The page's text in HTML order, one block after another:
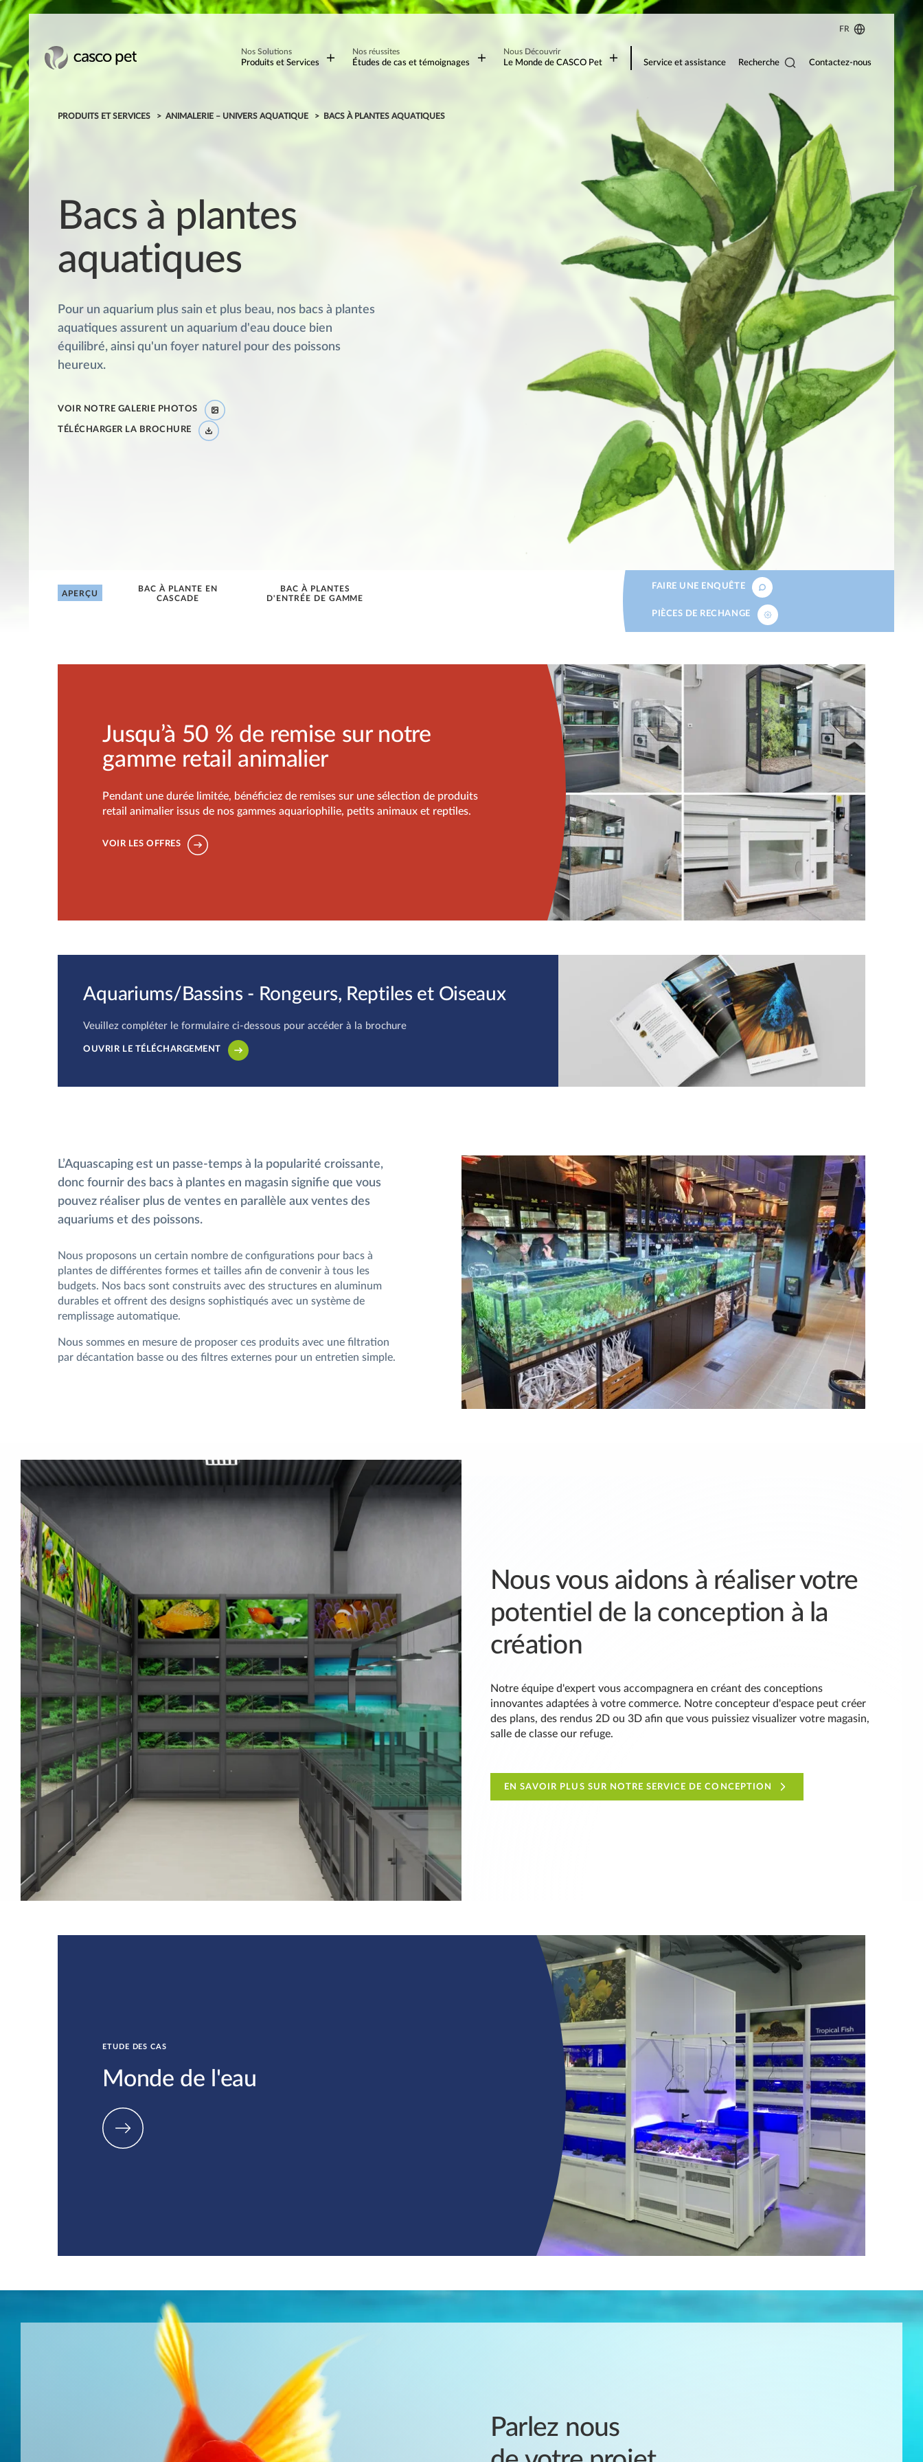
FR
Nos Solutions
Produits et Services
Nos réussites
Études de cas et témoignages
Nous Découvrir
Le Monde de CASCO Pet Service et assistance Recherche Contactez-nous
PRODUITS ET SERVICES ANIMALERIE – UNIVERS AQUATIQUE BACS À PLANTES AQUATIQUES
Bacs à plantes
aquatiques
Pour un aquarium plus sain et plus beau, nos bacs à plantes
aquatiques assurent un aquarium d'eau douce bien
équilibré, ainsi qu'un foyer naturel pour des poissons
heureux.
VOIR NOTRE GALERIE PHOTOS
TÉLÉCHARGER LA BROCHURE
APERÇU
BAC À PLANTE EN
CASCADE
BAC À PLANTES
D'ENTRÉE DE GAMME
FAIRE UNE ENQUÊTE
PIÈCES DE RECHANGE
Jusqu’à 50 % de remise sur notre
gamme retail animalier
Pendant une durée limitée, bénéficiez de remises sur une sélection de produits
retail animalier issus de nos gammes aquariophilie, petits animaux et reptiles.
VOIR LES OFFRES
Aquariums/Bassins - Rongeurs, Reptiles et Oiseaux
Veuillez compléter le formulaire ci-dessous pour accéder à la brochure
OUVRIR LE TÉLÉCHARGEMENT
L’Aquascaping est un passe-temps à la popularité croissante,
donc fournir des bacs à plantes en magasin signifie que vous
pouvez réaliser plus de ventes en parallèle aux ventes des
aquariums et des poissons.
Nous proposons un certain nombre de configurations pour bacs à
plantes de différentes formes et tailles afin de convenir à tous les
budgets. Nos bacs sont construits avec des structures en aluminum
durables et offrent des designs sophistiqués avec un système de
remplissage automatique.
Nous sommes en mesure de proposer ces produits avec une filtration
par décantation basse ou des filtres externes pour un entretien simple.
Nous vous aidons à réaliser votre
potentiel de la conception à la
création
Notre équipe d'expert vous accompagnera en créant des conceptions
innovantes adaptées à votre commerce. Notre concepteur d'espace peut créer
des plans, des rendus 2D ou 3D afin que vous puissiez visualizer votre magasin,
salle de classe our refuge.
EN SAVOIR PLUS SUR NOTRE SERVICE DE CONCEPTION
ETUDE DES CAS
Monde de l'eau
Parlez nous